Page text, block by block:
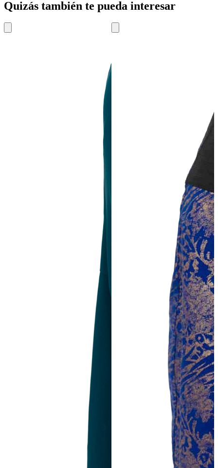
Quizás también te pueda interesar